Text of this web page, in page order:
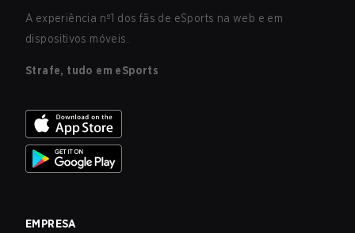
A experiência nº1 dos fãs de eSports na web e em
dispositivos móveis.
Strafe, tudo em eSports
EMPRESA